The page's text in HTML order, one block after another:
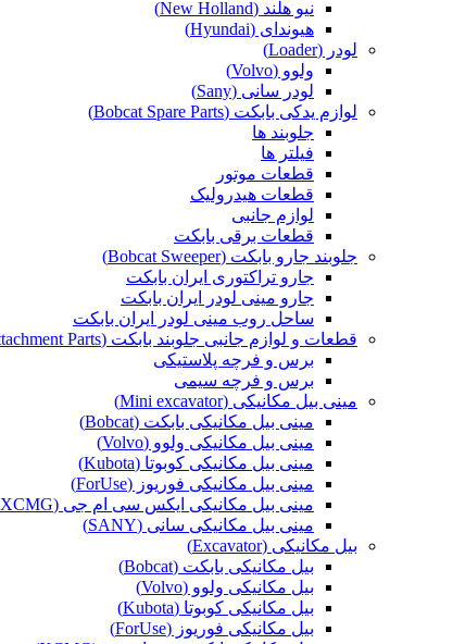
نیو هلند (New Holland)
هیوندای (Hyundai)
لودر (Loader)
ولوو (Volvo)
لودر سانی (Sany)
لوازم یدکی بابکت (Bobcat Spare Parts)
جلوبند ها
فیلتر ها
قطعات موتور
قطعات هیدرولیک
لوازم جانبی
قطعات برقی بابکت
جلوبند جارو بابکت (Bobcat Sweeper)
جارو تراکتوری ایران بابکت
جارو مینی لودر ایران بابکت
ساحل روب مینی لودر ایران بابکت
قطعات و لوازم جانبی جلوبند بابکت (Bobcat Attachment Parts)
برس و فرچه پلاستیکی
برس و فرچه سیمی
مینی بیل مکانیکی (Mini excavator)
مینی بیل مکانیکی بابکت (Bobcat)
مینی بیل مکانیکی ولوو (Volvo)
مینی بیل مکانیکی کوبوتا (Kubota)
مینی بیل مکانیکی فوریوز (ForUse)
مینی بیل مکانیکی ایکس سی ام جی (XCMG)
مینی بیل مکانیکی سانی (SANY)
بیل مکانیکی (Excavator)
بیل مکانیکی بابکت (Bobcat)
بیل مکانیکی ولوو (Volvo)
بیل مکانیکی کوبوتا (Kubota)
بیل مکانیکی فوریوز (ForUse)